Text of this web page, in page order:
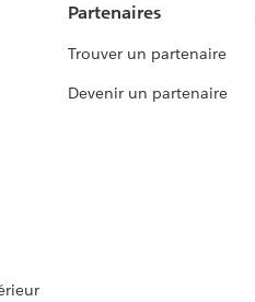
Partenaires
Trouver un partenaire
Devenir un partenaire